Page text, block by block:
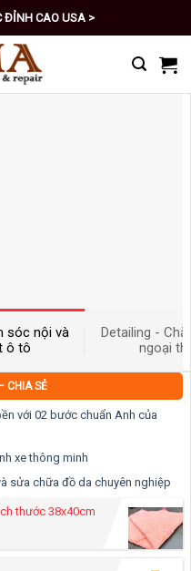
XE SỐ 1 >
sóc nội và
ô tô
Sơn ghế da và
CHIA SẺ
với 02 bước chuẩn Anh của
xe thông minh
sửa chữa đồ da chuyên nghiệp
thước 38x40cm